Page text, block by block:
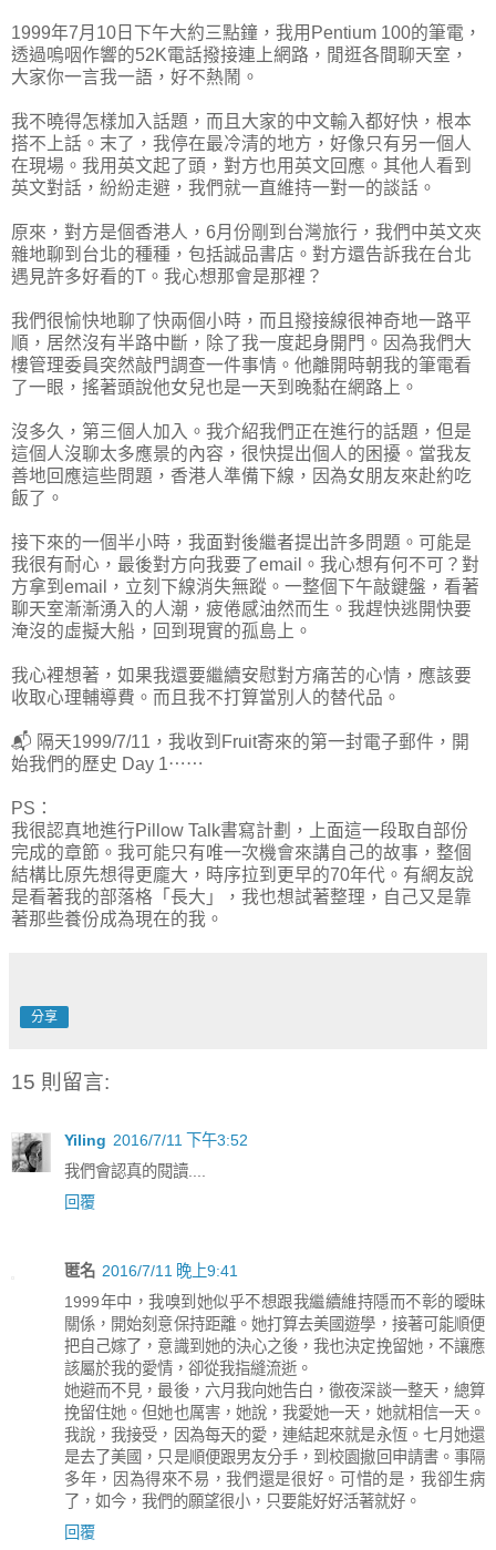
1999年7月10日下午大約三點鐘，我用Pentium 100的筆電，
透過嗚咽作響的52K電話撥接連上網路，閒逛各間聊天室，
大家你一言我一語，好不熱鬧。
我不曉得怎樣加入話題，而且大家的中文輸入都好快，根本
搭不上話。末了，我停在最冷清的地方，好像只有另一個人
在現場。我用英文起了頭，對方也用英文回應。其他人看到
英文對話，紛紛走避，我們就一直維持一對一的談話。
原來，對方是個香港人，6月份剛到台灣旅行，我們中英文夾
雜地聊到台北的種種，包括誠品書店。對方還告訴我在台北
遇見許多好看的T。我心想那會是那裡？
我們很愉快地聊了快兩個小時，而且撥接線很神奇地一路平
順，居然沒有半路中斷，除了我一度起身開門。因為我們大
樓管理委員突然敲門調查一件事情。他離開時朝我的筆電看
了一眼，搖著頭說他女兒也是一天到晚黏在網路上。
沒多久，第三個人加入。我介紹我們正在進行的話題，但是
這個人沒聊太多應景的內容，很快提出個人的困擾。當我友
善地回應這些問題，香港人準備下線，因為女朋友來赴約吃
飯了。
接下來的一個半小時，我面對後繼者提出許多問題。可能是
我很有耐心，最後對方向我要了email。我心想有何不可？對
方拿到email，立刻下線消失無蹤。一整個下午敲鍵盤，看著
聊天室漸漸湧入的人潮，疲倦感油然而生。我趕快逃開快要
淹沒的虛擬大船，回到現實的孤島上。
我心裡想著，如果我還要繼續安慰對方痛苦的心情，應該要
收取心理輔導費。而且我不打算當別人的替代品。
📬 隔天1999/7/11，我收到Fruit寄來的第一封電子郵件，開
始我們的歷史 Day 1⋯⋯
PS：
我很認真地進行Pillow Talk書寫計劃，上面這一段取自部份
完成的章節。我可能只有唯一次機會來講自己的故事，整個
結構比原先想得更龐大，時序拉到更早的70年代。有網友說
是看著我的部落格「長大」，我也想試著整理，自己又是靠
著那些養份成為現在的我。
分享
15 則留言:
Yiling 2016/7/11 下午3:52
我們會認真的閱讀....
回覆
匿名 2016/7/11 晚上9:41
1999年中，我嗅到她似乎不想跟我繼續維持隱而不彰的曖昧
關係，開始刻意保持距離。她打算去美國遊學，接著可能順便
把自己嫁了，意識到她的決心之後，我也決定挽留她，不讓應
該屬於我的愛情，卻從我指縫流逝。
她避而不見，最後，六月我向她告白，徹夜深談一整天，總算
挽留住她。但她也厲害，她說，我愛她一天，她就相信一天。
我說，我接受，因為每天的愛，連結起來就是永恆。七月她還
是去了美國，只是順便跟男友分手，到校園撤回申請書。事隔
多年，因為得來不易，我們還是很好。可惜的是，我卻生病
了，如今，我們的願望很小，只要能好好活著就好。
回覆